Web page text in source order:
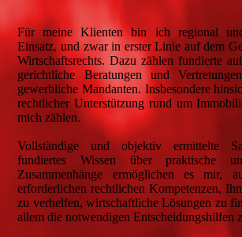
Für meine Klienten bin ich regional
Einsatz, und zwar in erster Linie auf dem
Wirtschaftsrechts. Dazu zählen fundierte
gerichtliche Beratungen und
gewerbliche Mandanten. Insbesondere
rechtlicher Unterstützung rund um
mich zählen.
Vollständige und objektiv ermittelte
fundiertes Wissen über praktische
Zusammenhänge ermöglichen es mir,
erforderlichen rechtlichen Kompetenzen,
zu verhelfen, wirtschaftliche Lösungen zu
allem die notwendigen Entscheidungshilfen